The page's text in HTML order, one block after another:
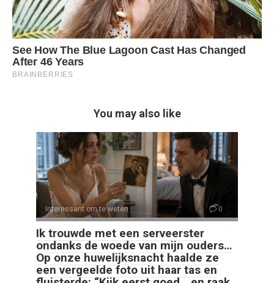
You may also like
Interessant om te weten 0
Ik trouwde met een serveerster
ondanks de woede van mijn ouders…
Op onze huwelijksnacht haalde ze
een vergeelde foto uit haar tas en